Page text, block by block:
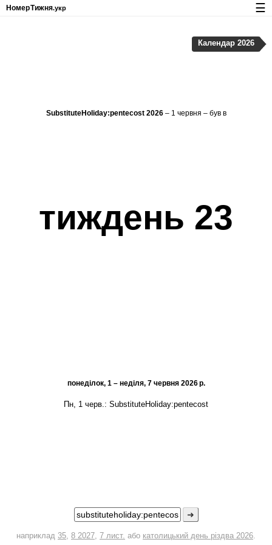
SubstituteHoliday:pentecost 2026– 1 червня – був в
тиждень 23
понеділок, 1 – неділя, 7 червня 2026 р.
Пн, 1 черв.: SubstituteHoliday:pentecost
➜
наприклад 35, 8 2027, 7 лист. або католицький день різдва 2026.
Календар 2026
НомерТижня.укр ☰